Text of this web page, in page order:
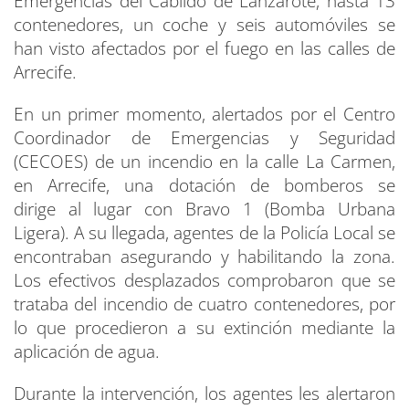
contenedores, un coche y seis automóviles se
han visto afectados por el fuego en las calles de
Arrecife.
En un primer momento, alertados por el Centro
Coordinador de Emergencias y Seguridad
(CECOES) de un incendio en la calle La Carmen,
en Arrecife, una dotación de bomberos se
dirige al lugar con Bravo 1 (Bomba Urbana
Ligera). A su llegada, agentes de la Policía Local se
encontraban asegurando y habilitando la zona.
Los efectivos desplazados comprobaron que se
trataba del incendio de cuatro contenedores, por
lo que procedieron a su extinción mediante la
aplicación de agua.
Durante la intervención, los agentes les alertaron